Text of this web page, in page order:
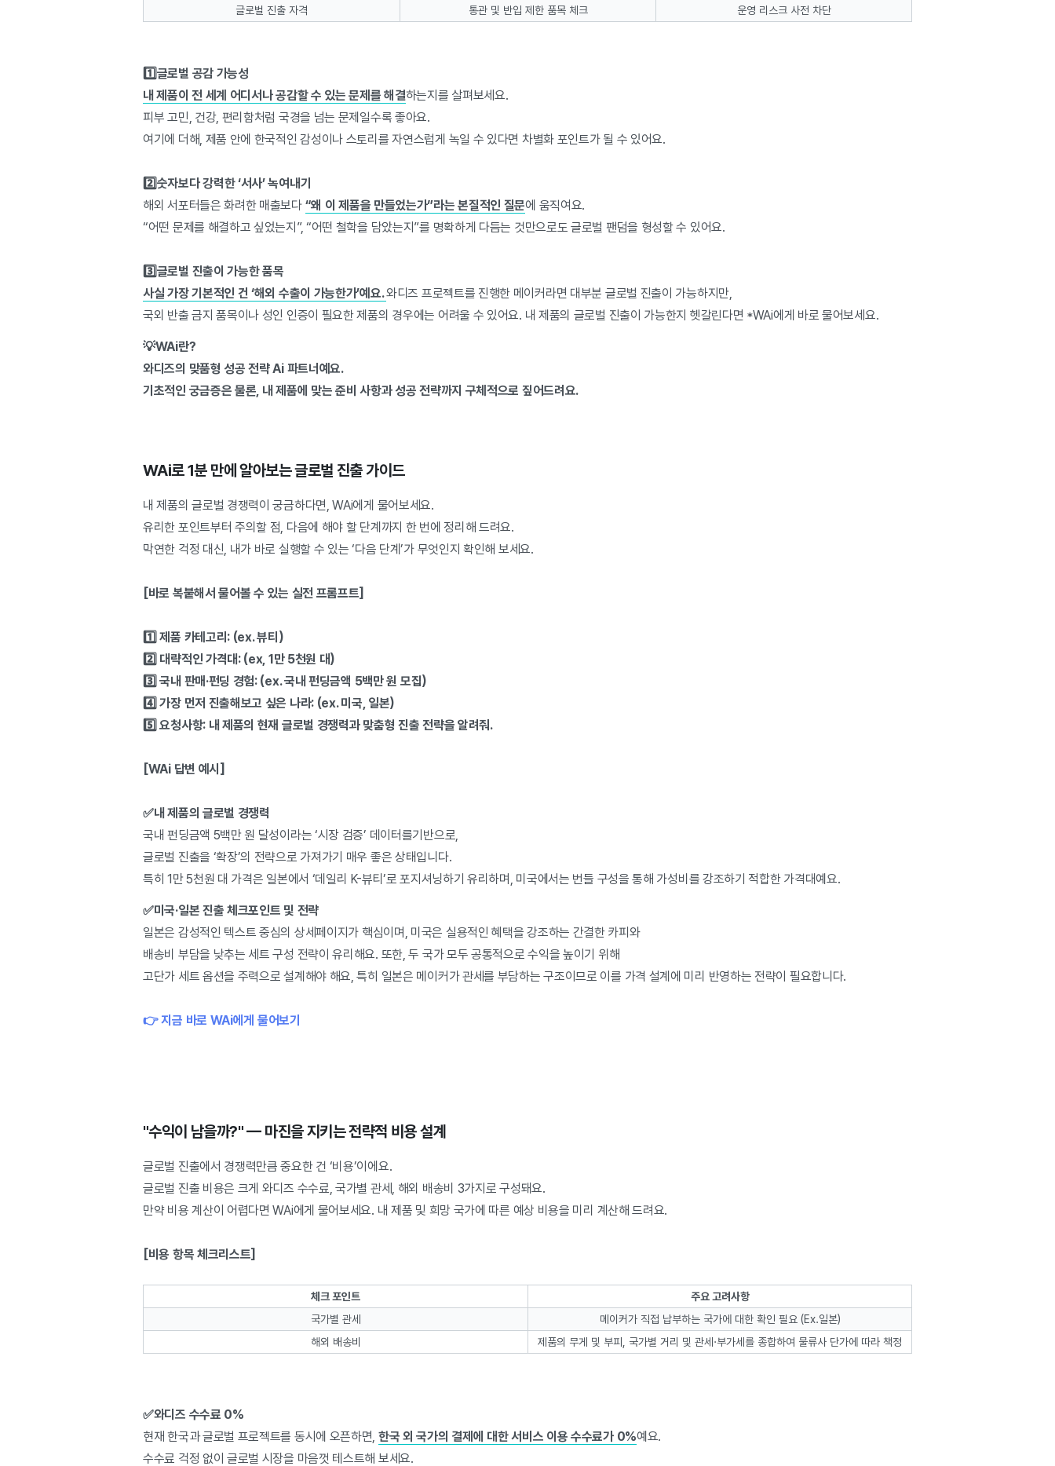
글로벌 진출 자격
통관 및 반입 제한 품목 체크 운영 리스크 사전 차단
1️⃣글로벌 공감 가능성
내 제품이 전 세계 어디서나 공감할 수 있는 문제를 해결하는지를 살펴보세요.
피부 고민, 건강, 편리함처럼 국경을 넘는 문제일수록 좋아요.
여기에 더해, 제품 안에 한국적인 감성이나 스토리를 자연스럽게 녹일 수 있다면 차별화 포인트가 될 수 있어요.
2️⃣숫자보다 강력한 ‘서사’ 녹여내기
해외 서포터들은 화려한 매출보다 “왜 이 제품을 만들었는가”라는 본질적인 질문에 움직여요.
“어떤 문제를 해결하고 싶었는지”, “어떤 철학을 담았는지”를 명확하게 다듬는 것만으로도 글로벌 팬덤을 형성할 수 있어요.
3️⃣글로벌 진출이 가능한 품목
사실 가장 기본적인 건 ‘해외 수출이 가능한가’예요.와디즈 프로젝트를 진행한 메이커라면 대부분 글로벌 진출이 가능하지만,
국외 반출 금지 품목이나 성인 인증이 필요한 제품의 경우에는 어려울 수 있어요. 내 제품의 글로벌 진출이 가능한지 헷갈린다면 *WAi에게 바로 물어보세요.
💡WAi란?
와디즈의 맞품형 성공 전략 Ai 파트너예요.
기초적인 궁금증은 물론, 내 제품에 맞는 준비 사항과 성공 전략까지 구체적으로 짚어드려요.
WAi로 1분 만에 알아보는 글로벌 진출 가이드
내 제품의 글로벌 경쟁력이 궁금하다면, WAi에게 물어보세요.
유리한 포인트부터 주의할 점, 다음에 해야 할 단계까지 한 번에 정리해 드려요.
막연한 걱정 대신, 내가 바로 실행할 수 있는 ‘다음 단계’가 무엇인지 확인해 보세요.
[바로 복붙해서 물어볼 수 있는 실전 프롬프트]
1️⃣ 제품 카테고리: (ex. 뷰티)
2️⃣ 대략적인 가격대: (ex, 1만 5천원 대)
3️⃣ 국내 판매·펀딩 경험: (ex. 국내 펀딩금액 5백만 원 모집)
4️⃣ 가장 먼저 진출해보고 싶은 나라: (ex. 미국, 일본)
5️⃣ 요청사항: 내 제품의 현재 글로벌 경쟁력과 맞춤형 진출 전략을 알려줘.
[WAi 답변 예시]
✅내 제품의 글로벌 경쟁력
국내 펀딩금액 5백만 원 달성이라는 ‘시장 검증’ 데이터를기반으로,
글로벌 진출을 ‘확장’의 전략으로 가져가기 매우 좋은 상태입니다.
특히 1만 5천원 대 가격은 일본에서 ‘데일리 K-뷰티’로 포지셔닝하기 유리하며, 미국에서는 번들 구성을 통해 가성비를 강조하기 적합한 가격대예요.
✅미국·일본 진출 체크포인트 및 전략
일본은 감성적인 텍스트 중심의 상세페이지가 핵심이며, 미국은 실용적인 혜택을 강조하는 간결한 카피와
배송비 부담을 낮추는 세트 구성 전략이 유리해요. 또한, 두 국가 모두 공통적으로 수익을 높이기 위해
고단가 세트 옵션을 주력으로 설계해야 해요, 특히 일본은 메이커가 관세를 부담하는 구조이므로 이를 가격 설계에 미리 반영하는 전략이 필요합니다.
👉지금 바로 WAi에게 물어보기
"수익이 남을까?" — 마진을 지키는 전략적 비용 설계
글로벌 진출에서 경쟁력만큼 중요한 건 ‘비용’이에요.
글로벌 진출 비용은 크게 와디즈 수수료, 국가별 관세, 해외 배송비 3가지로 구성돼요.
만약 비용 계산이 어렵다면 WAi에게 물어보세요. 내 제품 및 희망 국가에 따른 예상 비용을 미리 계산해 드려요.
[비용 항목 체크리스트]
체크 포인트
주요 고려사항
국가별 관세
메이커가 직접 납부하는 국가에 대한 확인 필요 (Ex.일본)
해외 배송비
제품의 무게 및 부피, 국가별 거리 및 관세·부가세를 종합하여 물류사 단가에 따라 책정
✅와디즈 수수료 0%
현재 한국과 글로벌 프로젝트를 동시에 오픈하면, 한국 외 국가의 결제에 대한 서비스 이용 수수료가 0%예요.
수수료 걱정 없이 글로벌 시장을 마음껏 테스트해 보세요.